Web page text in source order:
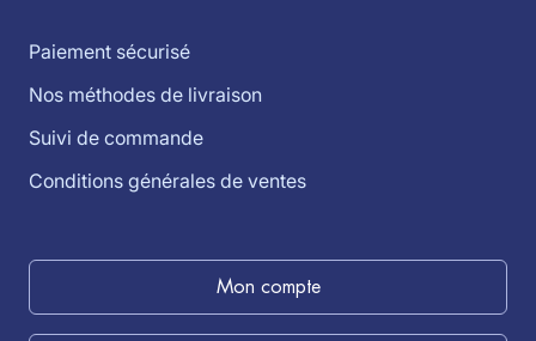
Paiement sécurisé
Nos méthodes de livraison
Suivi de commande
Conditions générales de ventes
Mon compte